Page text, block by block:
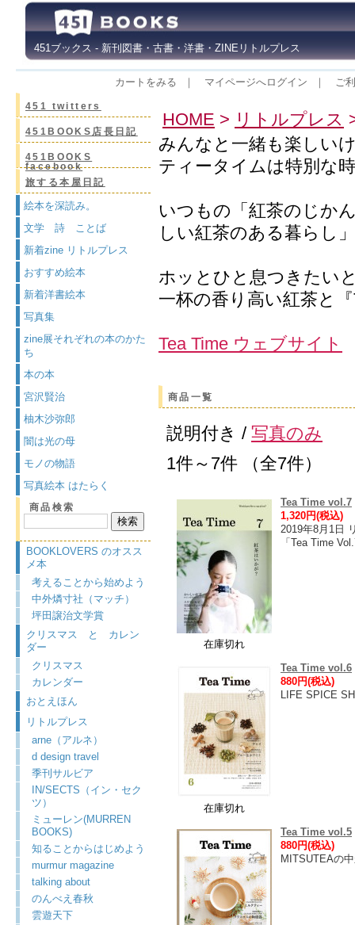
451ブックス - 新刊図書・古書・洋書・ZINEリトルプレス
カートをみる ｜ マイページへログイン ｜ ご
451 twitters
451BOOKS店長日記
451BOOKS
facebook
旅する本屋日記
絵本を深読み。
文学 詩 ことば
新着zine リトルプレス
おすすめ絵本
新着洋書絵本
写真集
zine展それぞれの本のかた
ち
本の本
宮沢賢治
柚木沙弥郎
闇は光の母
モノの物語
写真絵本 はたらく
商品検索
BOOKLOVERS のオスス
メ本
考えることから始めよう
中外燐寸社（マッチ）
坪田譲治文学賞
クリスマス と カレン
ダー
クリスマス
カレンダー
おとえほん
リトルプレス
arne（アルネ）
d design travel
季刊サルビア
IN/SECTS（イン・セク
ツ）
ミューレン(MURREN
BOOKS)
知ることからはじめよう
murmur magazine
talking about
のんべえ春秋
雲遊天下
HOME > リトルプレス
みんなと一緒も楽しい
ティータイムは特別な
いつもの「紅茶のじか
しい紅茶のある暮らし
ホッとひと息つきたい
一杯の香り高い紅茶と
Tea Time ウェブサイト
商品一覧
説明付き / 写真のみ
1件～7件 （全7件）
在庫切れ
Tea Time vol.7
1,320円(税込)
2019年8月1日
「Tea Time
在庫切れ
Tea Time vol.6
880円(税込)
LIFE SPICE
Tea Time vol.5
880円(税込)
MITSUTEAの